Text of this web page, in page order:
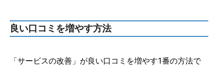
良い口コミを増やす方法
「サービスの改善」が良い口コミを増やす1番の方法で